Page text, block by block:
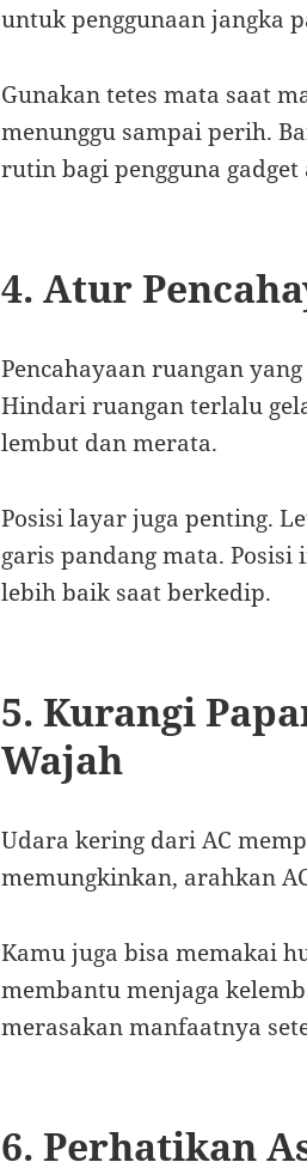
untuk penggunaan jangka
Gunakan tetes mata saat
menunggu sampai perih.
rutin bagi pengguna
4. Atur
Pencahayaan ruangan
Hindari ruangan terlalu
lembut dan merata.
Posisi layar juga penting.
garis pandang mata.
lebih baik saat berkedip.
5. Kurangi
Wajah
Udara kering dari AC
memungkinkan, arahkan
Kamu juga bisa memakai
membantu menjaga
merasakan manfaatnya
6. Perhatikan